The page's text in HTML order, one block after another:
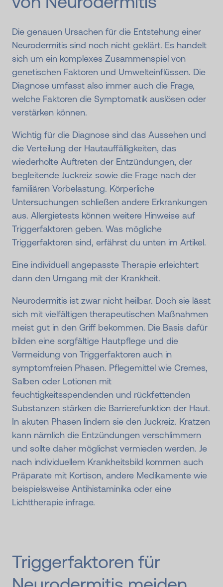
Die genauen Ursachen für die Entstehung einer
Neurodermitis sind noch nicht geklärt. Es handelt
sich um ein komplexes Zusammenspiel von
genetischen Faktoren und Umwelteinflüssen. Die
Diagnose umfasst also immer auch die Frage,
welche Faktoren die Symptomatik auslösen oder
verstärken können.
Wichtig für die Diagnose sind das Aussehen und
die Verteilung der Hautauffälligkeiten, das
wiederholte Auftreten der Entzündungen, der
begleitende Juckreiz sowie die Frage nach der
familiären Vorbelastung. Körperliche
Untersuchungen schließen andere Erkrankungen
aus. Allergietests können weitere Hinweise auf
Triggerfaktoren geben. Was mögliche
Triggerfaktoren sind, erfährst du unten im Artikel.
Eine individuell angepasste Therapie erleichtert
dann den Umgang mit der Krankheit.
Neurodermitis ist zwar nicht heilbar. Doch sie lässt
sich mit vielfältigen therapeutischen Maßnahmen
meist gut in den Griff bekommen. Die Basis dafür
bilden eine sorgfältige Hautpflege und die
Vermeidung von Triggerfaktoren auch in
symptomfreien Phasen. Pflegemittel wie Cremes,
Salben oder Lotionen mit
feuchtigkeitsspendenden und rückfettenden
Substanzen stärken die Barrierefunktion der Haut.
In akuten Phasen lindern sie den Juckreiz. Kratzen
kann nämlich die Entzündungen verschlimmern
und sollte daher möglichst vermieden werden. Je
nach individuellem Krankheitsbild kommen auch
Präparate mit Kortison, andere Medikamente wie
beispielsweise Antihistaminika oder eine
Lichttherapie infrage.
Triggerfaktoren für